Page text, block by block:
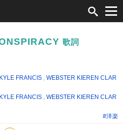
歌詞
FRANCIS ,WEBSTER KIEREN CLAR
FRANCIS ,WEBSTER KIEREN CLAR
#洋楽